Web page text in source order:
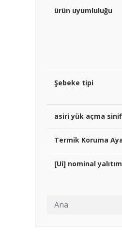
Ana
ürün uyumluluğu
Şebeke tipi
asiri yük açma
Termik Koruma
[Ui] nominal